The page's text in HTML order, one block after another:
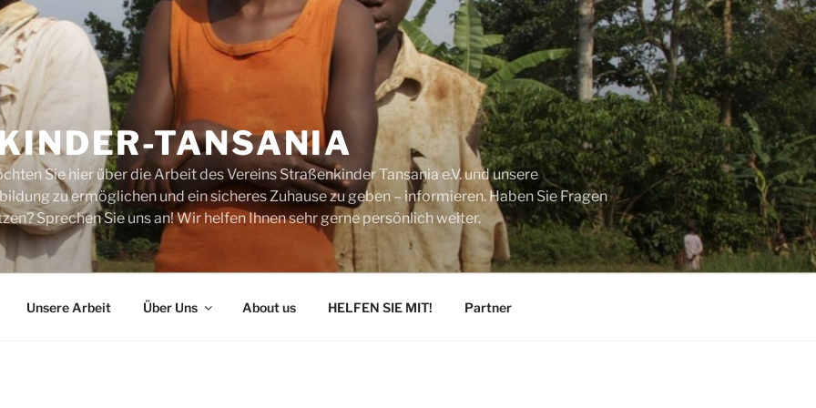
TANSANIA
Sie hier über die Arbeit des Vereins Straßenkinder Tansania e.V. und unsere
zu ermöglichen und ein sicheres Zuhause zu geben – informieren. Haben Sie Fragen
Sprechen Sie uns an! Wir helfen Ihnen sehr gerne persönlich weiter.
Unsere Arbeit Über Uns About us HELFEN SIE MIT! Partner